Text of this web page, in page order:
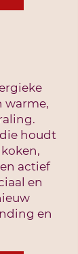
warme,
houdt
actief
en
en